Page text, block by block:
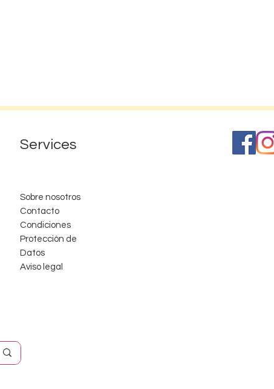
Services
Sobre nosotros
Contacto
Condiciones
Protección de
Datos
Aviso legal